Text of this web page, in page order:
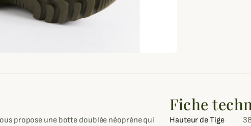
propose une botte doublée néoprène qui
Fiche
Hauteur de Tige